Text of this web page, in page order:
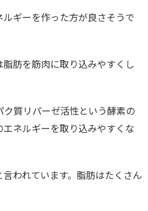
ルギーを作った方が良さそうで
肪を筋肉に取り込みやすくし
ク質リパーゼ活性という酵素の
ネルギーを取り込みやすくな
われています。脂肪はたくさん